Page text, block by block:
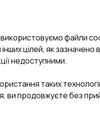
undefined(undefined)
i.mgr3@korsa.ua
файли
цілей, як зазначено в
недоступними.
таких
ви продовжуєте без